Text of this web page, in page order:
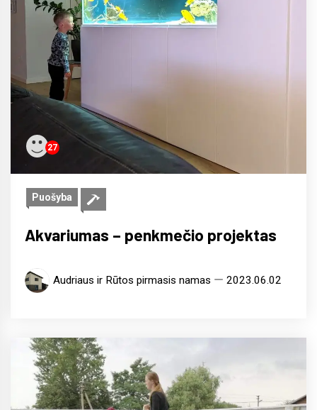
27
Puošyba
Akvariumas – penkmečio projektas
Audriaus ir Rūtos pirmasis namas 2023.06.02